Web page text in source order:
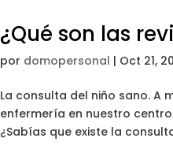
¿Qué son las
por domopersonal | Oct 21,
La consulta del niño sano. A
enfermería en nuestro
¿Sabías que existe la